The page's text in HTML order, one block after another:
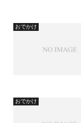
おでかけ
おでかけ